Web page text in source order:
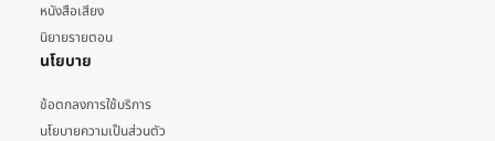
หนังสือเสียง
นิยายรายตอน
นโยบาย
ข้อตกลงการใช้บริการ
นโยบายความเป็นส่วนตัว